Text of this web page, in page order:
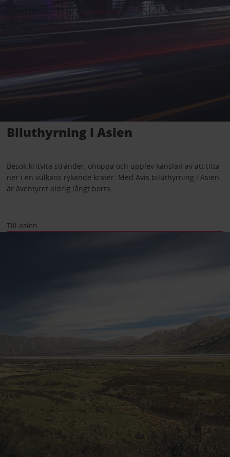
Biluthyrning i Asien
Besök kritvita stränder, öhoppa och upplev känslan av att titta
ner i en vulkans rykande krater. Med Avis biluthyrning i Asien
är äventyret aldrig långt borta.
Till asien